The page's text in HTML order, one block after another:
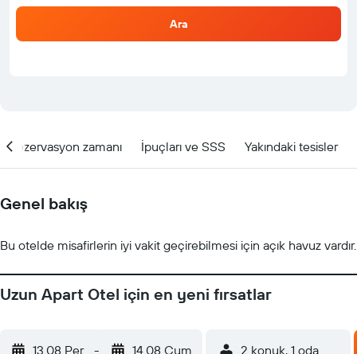
Ara
Rezervasyon zamanı İpuçları ve SSS Yakındaki tesisler
Genel bakış
Bu otelde misafirlerin iyi vakit geçirebilmesi için açık havuz vardır.
Uzun Apart Otel için en yeni fırsatlar
13.08 Per - 14.08 Cum 2 konuk, 1 oda